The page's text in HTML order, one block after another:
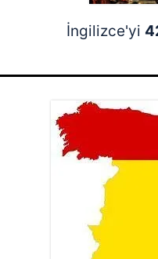
İngilizce'yi